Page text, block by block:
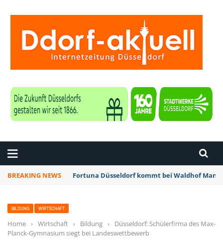
BREAKING NEWS Fortuna Düsseldorf kommt bei Waldhof
BILDUNG WIRTSCHAFT
Home › Wirtschaft › Bildung ›
Düsseldorf: Schülerfirma des Max-
Planck-Gymnasium siegt bei Landeswettbewerb